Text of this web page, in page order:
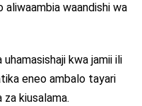
aliwaambia waandishi wa
kwa jamii ili
eneo ambalo tayari
kiusalama.